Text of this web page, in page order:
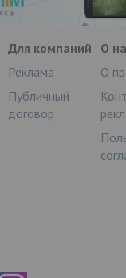
Для компаний
Реклама
Публичный
договор
О
О